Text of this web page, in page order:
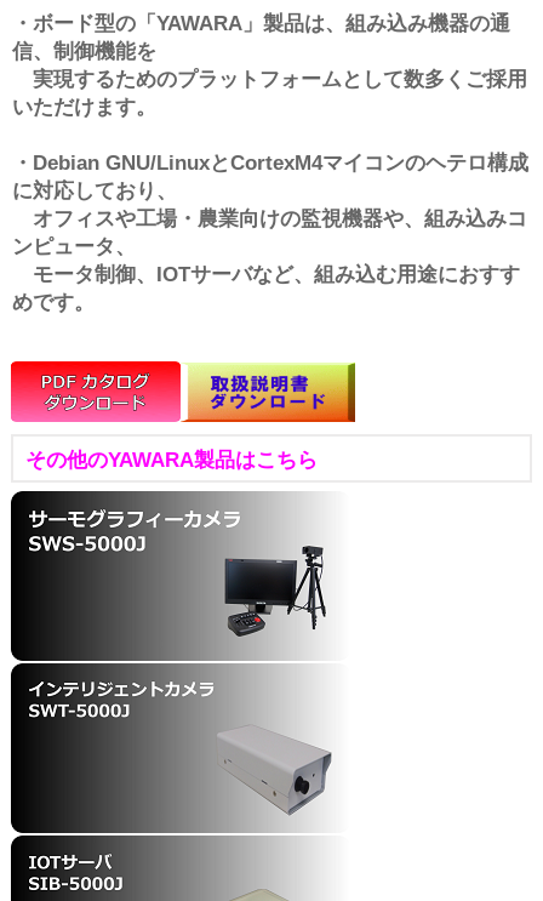
・ボード型の「YAWARA」製品は、組み込み機器の通
信、制御機能を
実現するためのプラットフォームとして数多くご採用
いただけます。
・Debian GNU/LinuxとCortexM4マイコンのヘテロ構成
に対応しており、
オフィスや工場・農業向けの監視機器や、組み込みコ
ンピュータ、
モータ制御、IOTサーバなど、組み込む用途におすす
めです。
その他のYAWARA製品はこちら